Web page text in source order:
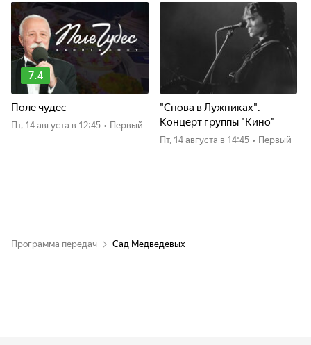
7.4
Поле чудес
пт, 14 августа в 12:45 • Первый
"Снова в Лужниках".
Концерт группы "Кино"
пт, 14 августа в 14:45 • Первый
Программа передач Сад Медведевых